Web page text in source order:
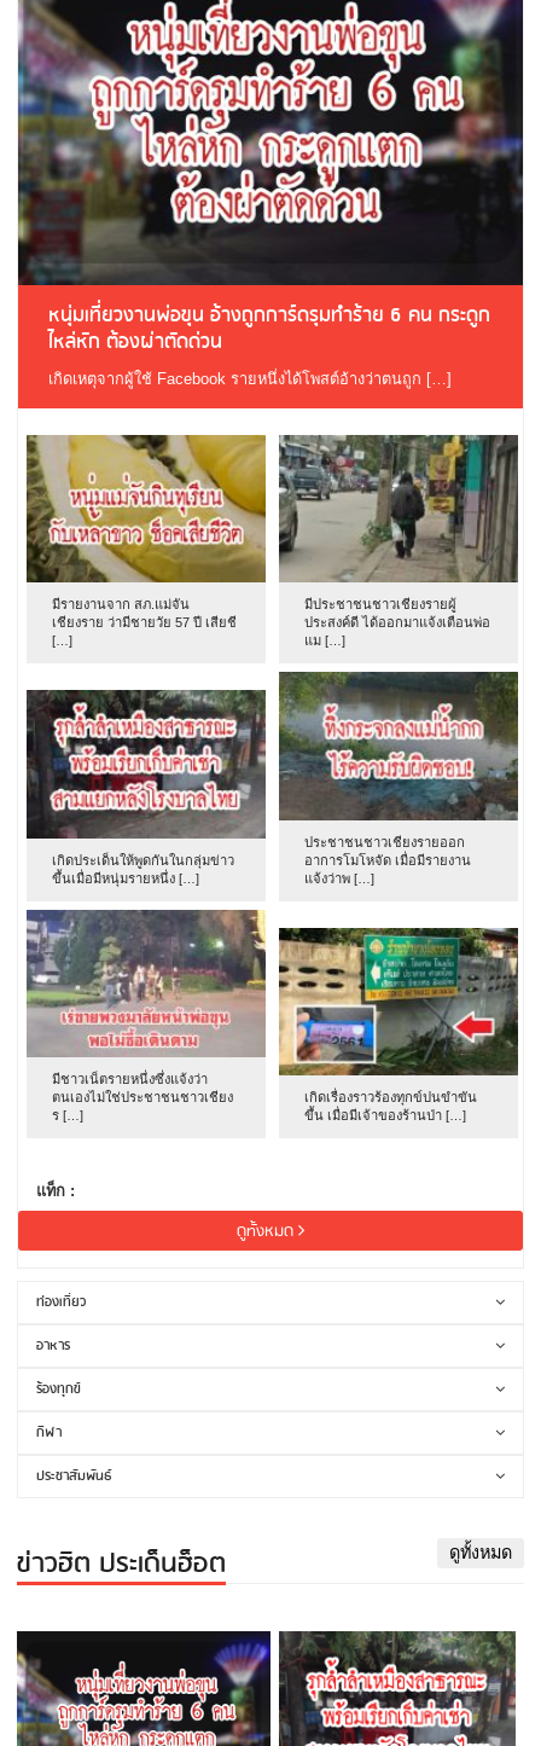
หนุ่มเที่ยวงานพ่อขุน อ้างถูกการ์ดรุมทำร้าย 6 คน กระดูก
ไหล่หัก ต้องผ่าตัดด่วน
เกิดเหตุจากผู้ใช้ Facebook รายหนึ่งได้โพสต์อ้างว่าตนถูก […]
มีรายงานจาก สภ.แม่จัน
เชียงราย ว่ามีชายวัย 57 ปี เสียชี
[…]
มีประชาชนชาวเชียงรายผู้
ประสงค์ดี ได้ออกมาแจ้งเตือนพ่อ
แม […]
เกิดประเด็นให้พูดกันในกลุ่มข่าว
ขึ้นเมื่อมีหนุ่มรายหนึ่ง […]
ประชาชนชาวเชียงรายออก
อาการโมโหจัด เมื่อมีรายงาน
แจ้งว่าพ […]
มีชาวเน็ตรายหนึ่งซึ่งแจ้งว่า
ตนเองไม่ใช่ประชาชนชาวเชียง
ร […]
เกิดเรื่องราวร้องทุกข์ปนขำขัน
ขึ้น เมื่อมีเจ้าของร้านป่า […]
แท็ก :
ดูทั้งหมด
ท่องเที่ยว
อาหาร
ร้องทุกข์
กีฬา
ประชาสัมพันธ์
ข่าวฮิต ประเด็นฮ็อต ดูทั้งหมด